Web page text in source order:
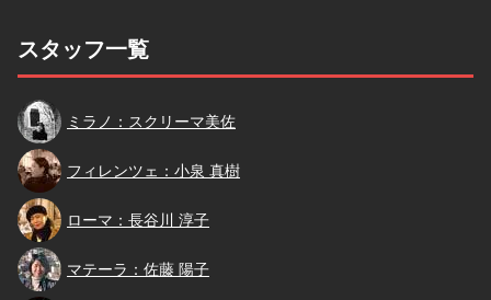
スタッフ一覧
スクリーマ
ミラノ：スクリーマ美佐
小泉
フィレンツェ：小泉 真樹
長谷川
ローマ：長谷川 淳子
佐藤
マテーラ：佐藤 陽子